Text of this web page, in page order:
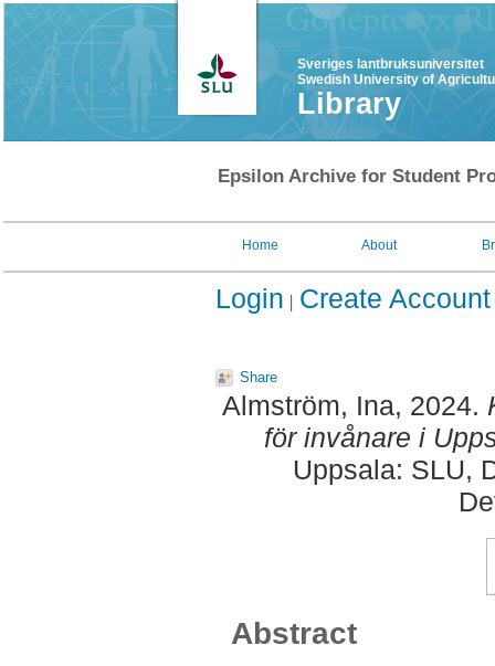
Sveriges lantbruksuniversitet
Swedish University of
Library
Epsilon Archive for Student
Home About
Login Create Account
Share
Almström, Ina, 2024.
för invånare i
Uppsala: SLU,
Abstract